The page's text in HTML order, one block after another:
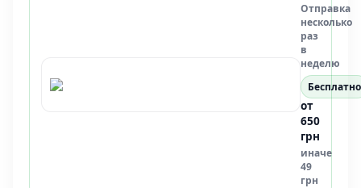
Отправка
несколько
раз
в
неделю
Бесплатно
от
650
грн
иначе
49
грн